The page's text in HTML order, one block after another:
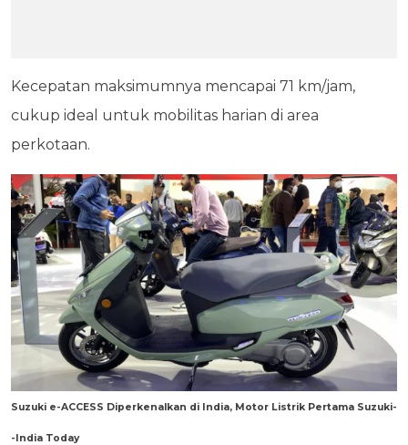
Kecepatan maksimumnya mencapai 71 km/jam,
cukup ideal untuk mobilitas harian di area
perkotaan.
Suzuki e-ACCESS Diperkenalkan di India, Motor Listrik Pertama Suzuki-
-India Today